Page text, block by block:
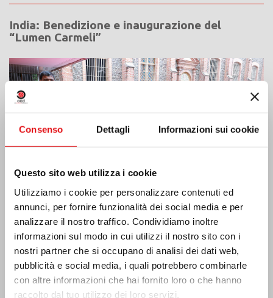
Consenso Dettagli Informazioni sui cookie
Questo sito web utilizza i cookie
Utilizziamo i cookie per personalizzare contenuti ed
annunci, per fornire funzionalità dei social media e per
analizzare il nostro traffico. Condividiamo inoltre
informazioni sul modo in cui utilizzi il nostro sito con i
nostri partner che si occupano di analisi dei dati web,
pubblicità e social media, i quali potrebbero combinarle
con altre informazioni che hai fornito loro o che hanno
raccolto dal tuo utilizzo dei loro servizi.
India: Benedizione e inaugurazione del
“Lumen Carmeli”
Costa d’Avorio: doppio Giubileo d’Argento